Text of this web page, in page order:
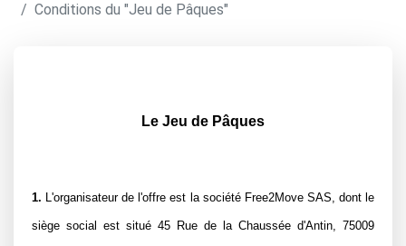
Conditions du "Jeu de Pâques"
Le Jeu de Pâques
1. L'organisateur de l'offre est la société Free2Move SAS, dont le
siège social est situé 45 Rue de la Chaussée d'Antin, 75009